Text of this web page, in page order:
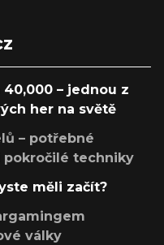
– jednou z
her na světě
– potřebné
pokročilé techniky
měli začít?
války